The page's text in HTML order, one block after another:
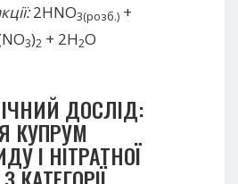
2HNO3(розб.) +
3)2 + 2H2O
ДОСЛІД:
КУПРУМ
І НІТРАТНОЇ